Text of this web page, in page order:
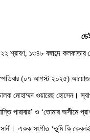
শ্রাবণ, ১৩৪৮ বঙ্গাব্দে
(০৭ আগস্ট ২০২৫)
মোহাম্মদ ওয়ারেছ
ও ‘তোমার অসীমে
একক সংগীত ‘তুমি কি কেবলই